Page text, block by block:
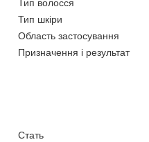
Тип волосся
Тип шкіри
Область застосування
Призначення і результат
Стать